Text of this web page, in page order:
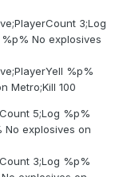
3;Log
No explosives
%p%
Metro;Kill 100
5;Log %p%
No explosives on
3;Log %p%